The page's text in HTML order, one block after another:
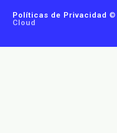
Políticas de Privacidad ©
Cloud